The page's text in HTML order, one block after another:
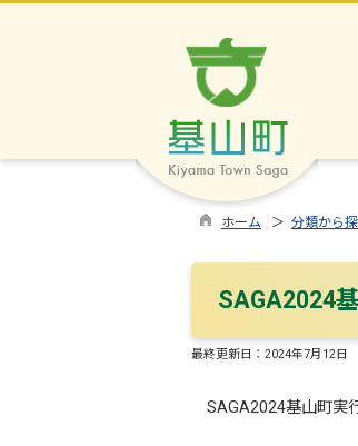
ホーム ＞ 分類から
SAGA2024
最終更新日： 2024年7月12日
SAGA2024基山町実